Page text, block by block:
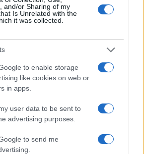
and/or Sharing of my
Is Unrelated with the
it was collected.
to enable storage
like cookies on web or
in apps.
user data to be sent to
advertising purposes.
to send me
συνεχίζουν μαζί: Ανανέωση
της συνεργασίας τους μέχρι
το 2028
για τον ΟΤΕ στη διεθνή σειρά